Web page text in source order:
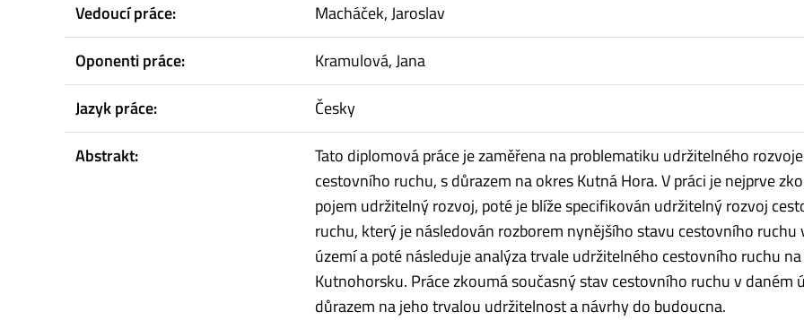
Vedoucí práce:
Macháček, Jaroslav
Oponenti práce:
Kramulová, Jana
Jazyk práce:
Česky
Abstrakt:
Tato diplomová práce je zaměřena na problematiku udržitelného rozvoje
cestovního ruchu, s důrazem na okres Kutná Hora. V práci je nejprve
pojem udržitelný rozvoj, poté je blíže specifikován udržitelný rozvoj
ruchu, který je následován rozborem nynějšího stavu cestovního ruchu
území a poté následuje analýza trvale udržitelného cestovního ruchu na
Kutnohorsku. Práce zkoumá současný stav cestovního ruchu v daném
důrazem na jeho trvalou udržitelnost a návrhy do budoucna.